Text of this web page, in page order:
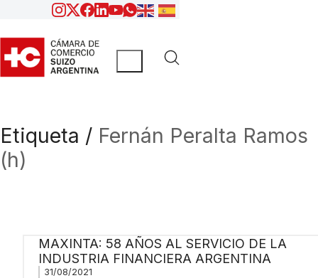
Etiqueta / Fernán Peralta Ramos
(h)
MAXINTA: 58 AÑOS AL SERVICIO DE LA
INDUSTRIA FINANCIERA ARGENTINA
31/08/2021